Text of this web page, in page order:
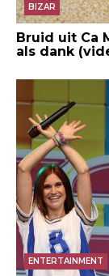
BIZAR
Bruid uit Ca
als dank
ENTERTAINMENT